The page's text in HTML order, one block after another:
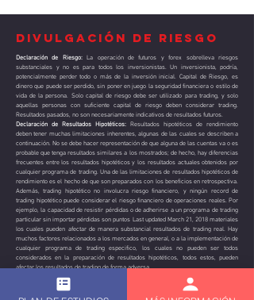
Divulgación de Riesgo
Declaración de Riesgo:La operación de futuros y forex sobrelleva riesgos
substanciales y no es para todos los inversionistas. Un inversionista, podría,
potencialmente perder todo o más de la inversión inicial. Capital de Riesgo, es
dinero que puede ser perdido, sin poner en juego la seguridad financiera o estilo de
vida de la persona. Solo capital de riesgo debe ser utilizado para trading, y solo
aquellas personas con suficiente capital de riesgo deben considerar trading.
Resultados pasados, no son necesariamente indicativos de resultados futuros.
Declaración de Resultados Hipotéticos: Resultados hipotéticos de rendimiento
deben tener muchas limitaciones inherentes, algunas de las cuales se describen a
continuación. No se debe hacer representación de que alguna de las cuentas va o es
probable que tenga resultados similares a los mostrados; de hecho, hay diferencias
frecuentes entre los resultados hipotéticos y los resultados actuales obtenidos por
cualquier programa de trading. Una de las limitaciones de resultados hipotéticos de
rendimiento es el hecho de que son preparados con los beneficios en retrospectiva.
Además, trading hipotético no involucra riesgo financiero, y ningún record de
trading hipotético puede considerar el riesgo financiero de operaciones reales. Por
ejemplo, la capacidad de resistir pérdidas o de adherirse a un programa de trading
particular sin importar pérdidas son puntos Last updated March 21, 2018 materiales
los cuales pueden afectar de manera substancial resultados de trading real. Hay
muchos factores relacionados a los mercados en general, o a la implementación de
cualquier programa de trading especifico, los cuales no pueden ser todos
considerados en la preparación de resultados hipotéticos, todos estos, pueden
afectar los resultados de trading de forma adversa
Salón de Trading en Vivo:
Esta presentación es solo con objetivos educativos, y las
opiniones dadas son solo por parte del presentador. Todas las operaciones deben
ser consideradas hipotéticas y no se debería esperar que estas se van a replicar en